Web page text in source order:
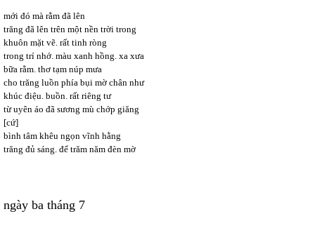
mới đó mà rằm đã lên
trăng đã lên trên một nền trời trong
khuôn mặt vẽ. rất tinh ròng
trong trí nhớ. màu xanh hồng. xa xưa
bữa rằm. thơ tạm núp mưa
cho trăng luồn phía bụi mờ chân như
khúc điệu. buồn. rất riêng tư
từ uyên áo đã sương mù chớp giăng
[cứ]
bình tâm khêu ngọn vĩnh hằng
trăng đủ sáng. để trăm năm đèn mờ
ngày ba tháng 7